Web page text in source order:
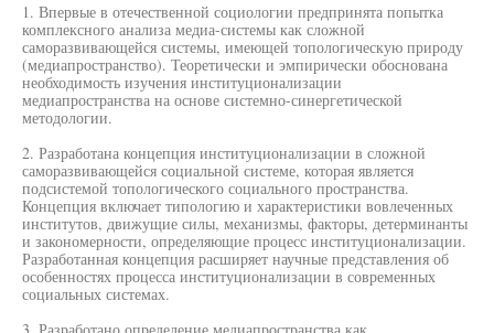
1. Впервые в отечественной социологии предпринята попытка
комплексного анализа медиа-системы как сложной
саморазвивающейся системы, имеющей топологическую природу
(медиапространство). Теоретически и эмпирически обоснована
необходимость изучения институционализации
медиапространства на основе системно-синергетической
методологии.
2. Разработана концепция институционализации в сложной
саморазвивающейся социальной системе, которая является
подсистемой топологического социального пространства.
Концепция включает типологию и характеристики вовлеченных
институтов, движущие силы, механизмы, факторы, детерминанты
и закономерности, определяющие процесс институционализации.
Разработанная концепция расширяет научные представления об
особенностях процесса институционализации в современных
социальных системах.